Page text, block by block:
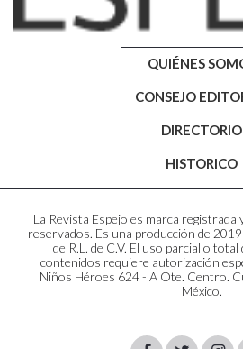
QUIÉNES
CONSEJO
DIRECTORIO
HISTORICO
La Revista Espejo es marca
reservados. Es una producción de
de R.L. de C.V. El uso parcial o
contenidos requiere autorización
Niños Héroes 624 - A Ote. Centro.
México.